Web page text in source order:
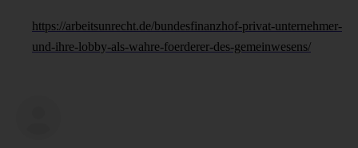
https://arbeitsunrecht.de/bundesfinanzhof-privat-unternehmer-
und-ihre-lobby-als-wahre-foerderer-des-gemeinwesens/